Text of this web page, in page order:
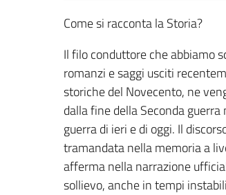
Come si racconta la Storia?
Il filo conduttore che abbiamo
romanzi e saggi usciti
storiche del Novecento, ne
dalla fine della Seconda
guerra di ieri e di oggi. Il
tramandata nella memoria a
afferma nella narrazione
sollievo, anche in tempi